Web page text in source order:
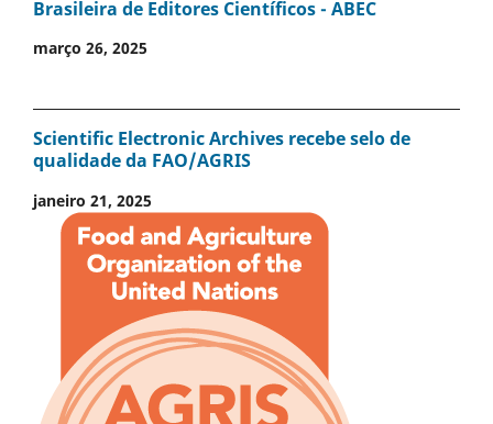
Brasileira de Editores Científicos - ABEC
março 26, 2025
Scientific Electronic Archives recebe selo de
qualidade da FAO/AGRIS
janeiro 21, 2025